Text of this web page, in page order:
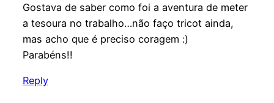
Gostava de saber como foi a aventura de meter
a tesoura no trabalho…não faço tricot ainda,
mas acho que é preciso coragem :)
Parabéns!!
Reply